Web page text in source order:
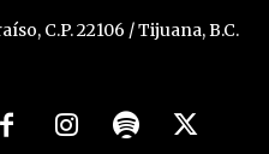
C.P. 22106 / Tijuana, B.C.